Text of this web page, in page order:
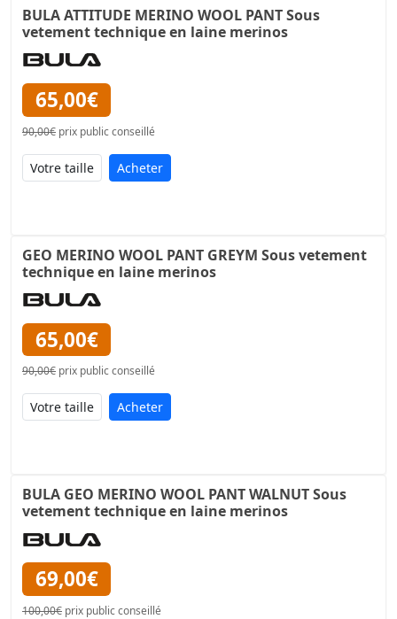
BULA ATTITUDE MERINO WOOL PANT Sous
vetement technique en laine merinos
65,00€
90,00€ prix public conseillé
Acheter
GEO MERINO WOOL PANT GREYM Sous vetement
technique en laine merinos
65,00€
90,00€ prix public conseillé
Acheter
BULA GEO MERINO WOOL PANT WALNUT Sous
vetement technique en laine merinos
69,00€
100,00€ prix public conseillé